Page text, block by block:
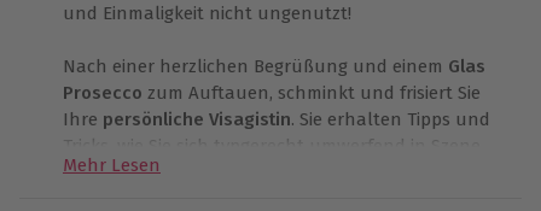
und Einmaligkeit nicht ungenutzt!
Nach einer herzlichen Begrüßung und einem Glas
Prosecco zum Auftauen, schminkt und frisiert Sie
Ihre persönliche Visagistin. Sie erhalten Tipps und
Tricks, wie Sie sich typgerecht umwerfend in Szene
setzen.
Mehr Lesen